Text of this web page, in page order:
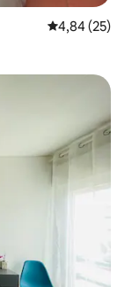
5 üzerinden
4,84 (25)